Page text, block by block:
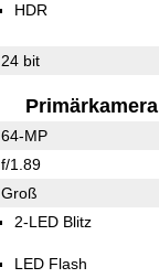
HDR
24 bit
Primärkamera
64-MP
f/1.89
Groß
2-LED Blitz
LED Flash